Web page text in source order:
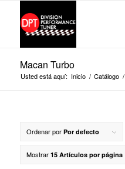
Macan Turbo
Usted está aquí: Inicio / Catálogo /
Ordenar por Por defecto
Mostrar 15 Artículos por página